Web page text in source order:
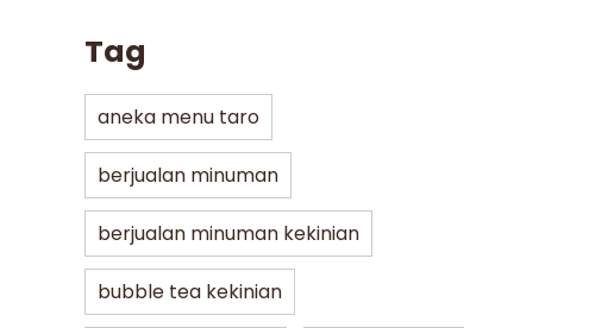
Tag
aneka menu taro
berjualan minuman
berjualan minuman kekinian
bubble tea kekinian